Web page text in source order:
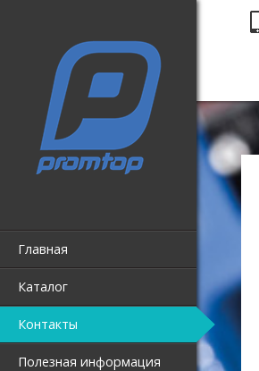
Главная
Каталог
Контакты
Полезная информация